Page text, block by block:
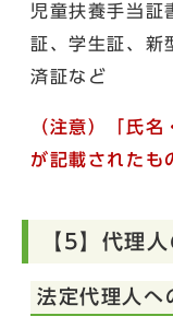
児童扶養手当証
証、学生証、新
済証など
（注意）「氏
が記載されたも
【5】代理
法定代理人へ